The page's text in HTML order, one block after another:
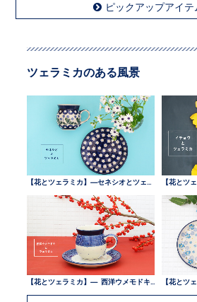
ピックアップアイテ
ツェラミカのある風景